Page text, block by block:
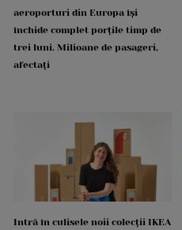
aeroporturi din Europa își
închide complet porțile timp de
trei luni. Milioane de pasageri,
afectați
Intră în culisele noii colecții IKEA